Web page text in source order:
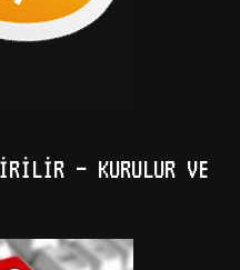
– KURULUR VE